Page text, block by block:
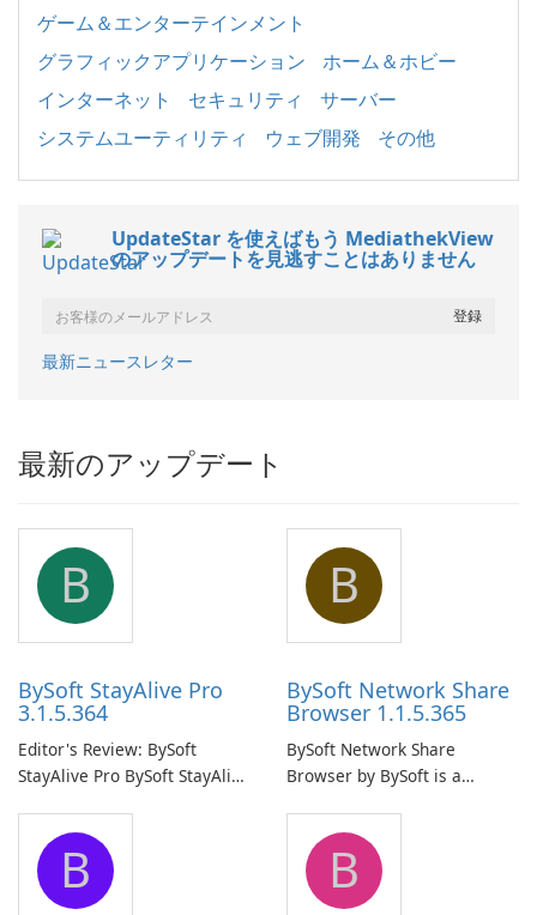
ゲーム＆エンターテインメント
グラフィックアプリケーション
ホーム＆ホビー
インターネット
セキュリティ
サーバー
システムユーティリティ
ウェブ開発 その他
UpdateStar を使えばもう MediathekView
のアップデートを見逃すことはありません
最新ニュースレター
最新のアップデート
B
BySoft StayAlive Pro
3.1.5.364
Editor's Review: BySoft
StayAlive Pro BySoft StayAlive
application designed to
ensure the continuous and
uninterrupted operation of
your computer system.
B
BySoft Network Share
Browser 1.1.5.365
BySoft Network Share
Browser by BySoft is a
application that allows users
to easily browse and manage
shared folders on their
network.
B B